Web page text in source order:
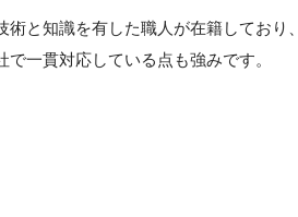
と知識を有した職人が在籍しており、
一貫対応している点も強みです。